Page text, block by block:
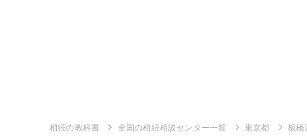
相続の教科書 全国の相続相談センター一覧 東京都 板橋